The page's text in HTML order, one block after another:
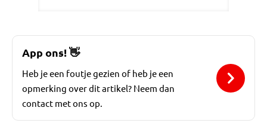
App ons!👋
Heb je een foutje gezien of heb je een
opmerking over dit artikel? Neem dan
contact met ons op.